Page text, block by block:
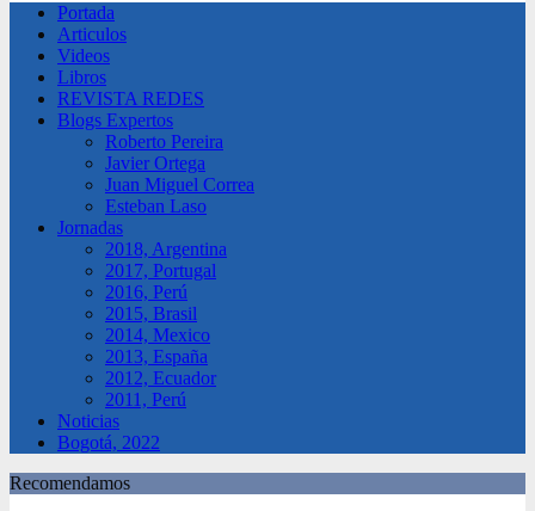
Portada
Articulos
Videos
Libros
REVISTA REDES
Blogs Expertos
Roberto Pereira
Javier Ortega
Juan Miguel Correa
Esteban Laso
Jornadas
2018, Argentina
2017, Portugal
2016, Perú
2015, Brasil
2014, Mexico
2013, España
2012, Ecuador
2011, Perú
Noticias
Bogotá, 2022
Recomendamos